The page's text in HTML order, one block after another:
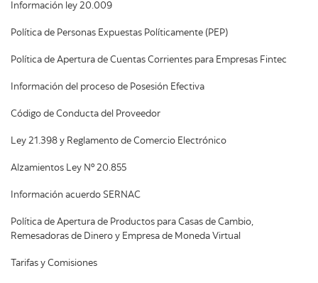
Información ley 20.009
Política de Personas Expuestas Políticamente (PEP)
Política de Apertura de Cuentas Corrientes para Empresas Fintec
Información del proceso de Posesión Efectiva
Código de Conducta del Proveedor
Ley 21.398 y Reglamento de Comercio Electrónico
Alzamientos Ley Nº 20.855
Información acuerdo SERNAC
Política de Apertura de Productos para Casas de Cambio,
Remesadoras de Dinero y Empresa de Moneda Virtual
Tarifas y Comisiones